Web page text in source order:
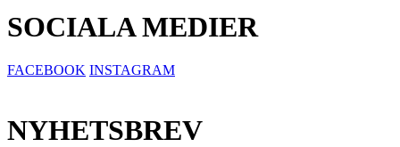
SOCIALA MEDIER
FACEBOOK INSTAGRAM
NYHETSBREV